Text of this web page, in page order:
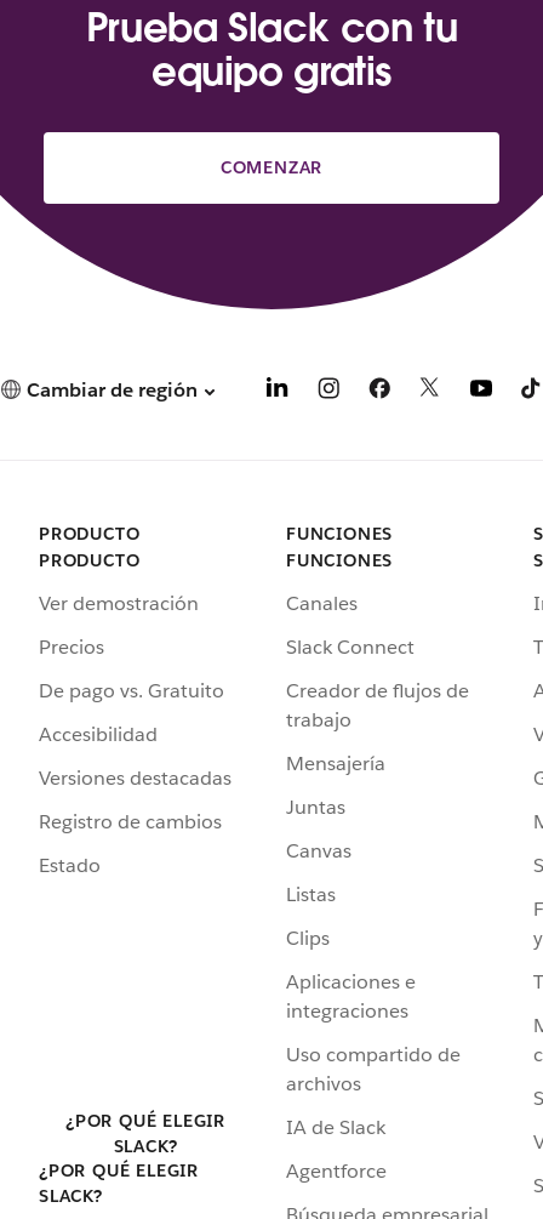
Prueba Slack con tu
equipo gratis
COMENZAR
Cambiar de región
PRODUCTO
PRODUCTO
Ver demostración
Precios
De pago vs. Gratuito
Accesibilidad
Versiones destacadas
Registro de cambios
Estado
¿POR QUÉ ELEGIR
SLACK?
¿POR QUÉ ELEGIR
SLACK?
FUNCIONES
FUNCIONES
Canales
Slack Connect
Creador de flujos de
trabajo
Mensajería
Juntas
Canvas
Listas
Clips
Aplicaciones e
integraciones
Uso compartido de
archivos
IA de Slack
Agentforce